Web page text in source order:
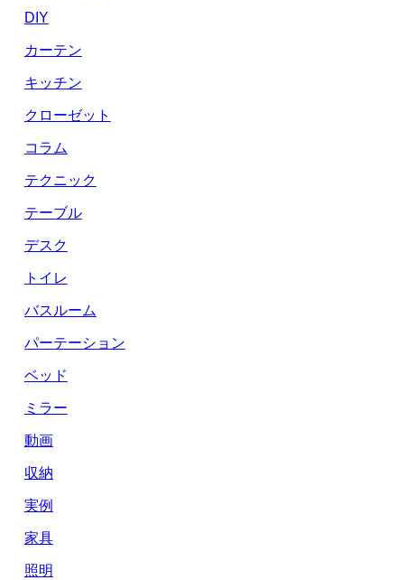
DIY
カーテン
キッチン
クローゼット
コラム
テクニック
テーブル
デスク
トイレ
バスルーム
パーテーション
ベッド
ミラー
動画
収納
実例
家具
照明